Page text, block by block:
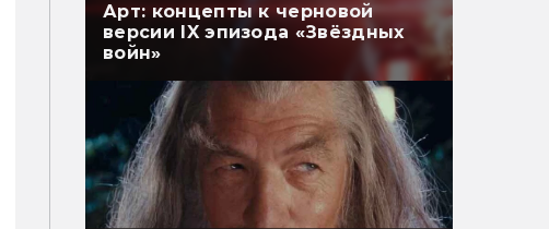
Арт: концепты к черновой
версии IX эпизода «Звёздных
войн»